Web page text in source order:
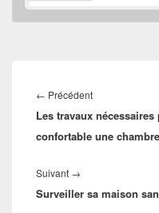
de
l’article
← PrécédentArticle
précédent :
Les travaux
confortable une
Suivant →
suivant :
Surveiller sa maison